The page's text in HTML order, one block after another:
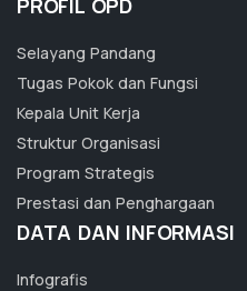
PROFIL OPD
Selayang Pandang
Tugas Pokok dan Fungsi
Kepala Unit Kerja
Struktur Organisasi
Program Strategis
Prestasi dan Penghargaan
DATA DAN INFORMASI
Infografis